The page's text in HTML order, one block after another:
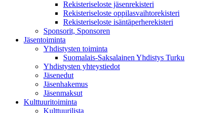
Rekisteriseloste jäsenrekisteri
Rekisteriseloste oppilasvaihtorekisteri
Rekisteriseloste isäntäperherekisteri
Sponsorit, Sponsoren
Jäsentoiminta
Yhdistysten toiminta
Suomalais-Saksalainen Yhdistys Turku
Yhdistysten yhteystiedot
Jäsenedut
Jäsenhakemus
Jäsenmaksut
Kulttuuritoiminta
Kulttuurilista